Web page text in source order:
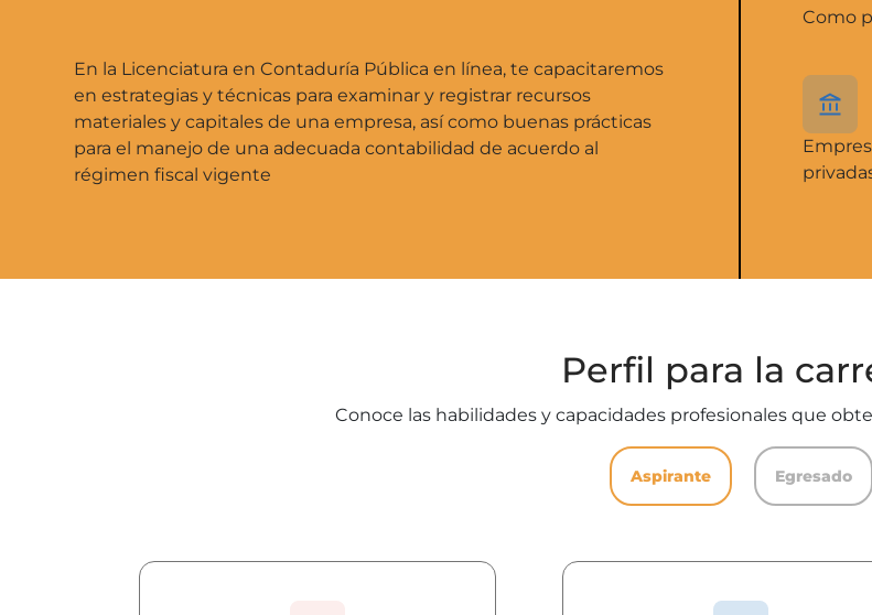
En la Licenciatura en Contaduría Pública en línea, te capacitaremos
en estrategias y técnicas para examinar y registrar recursos
materiales y capitales de una empresa, así como buenas prácticas
para el manejo de una adecuada contabilidad de acuerdo al
régimen fiscal vigente
Como
Perfil para la
Conoce las habilidades y capacidades profesionales que
Aspirante Egresado